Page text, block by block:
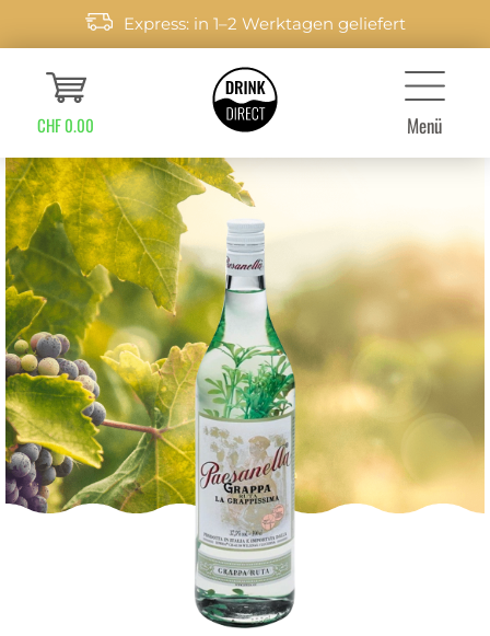
Express: in 1–2 Werktagen geliefert
CHF 0.00 Menü